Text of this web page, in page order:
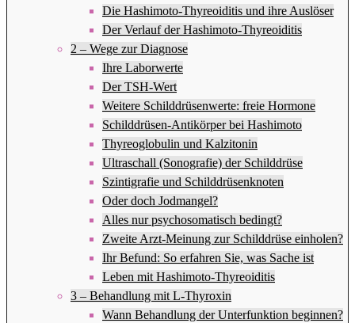
Die Hashimoto-Thyreoiditis und ihre Auslöser
Der Verlauf der Hashimoto-Thyreoiditis
2 – Wege zur Diagnose
Ihre Laborwerte
Der TSH-Wert
Weitere Schilddrüsenwerte: freie Hormone
Schilddrüsen-Antikörper bei Hashimoto
Thyreoglobulin und Kalzitonin
Ultraschall (Sonografie) der Schilddrüse
Szintigrafie und Schilddrüsenknoten
Oder doch Jodmangel?
Alles nur psychosomatisch bedingt?
Zweite Arzt-Meinung zur Schilddrüse einholen?
Ihr Befund: So erfahren Sie, was Sache ist
Leben mit Hashimoto-Thyreoiditis
3 – Behandlung mit L-Thyroxin
Wann Behandlung der Unterfunktion beginnen?